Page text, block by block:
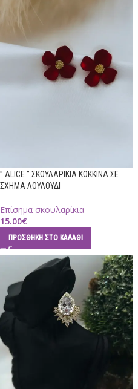
” ALICE ” ΣΚΟΥΛΑΡΙΚΙΑ ΚΟΚΚΙΝΑ ΣΕ
ΣΧΗΜΑ ΛΟΥΛΟΥΔΙ
Επίσημα σκουλαρίκια
15.00€
ΠΡΟΣΘΉΚΗ ΣΤΟ ΚΑΛΆΘΙ